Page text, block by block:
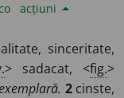
acțiuni
sinceritate,
> sadacat, <fig.>
2cinste,